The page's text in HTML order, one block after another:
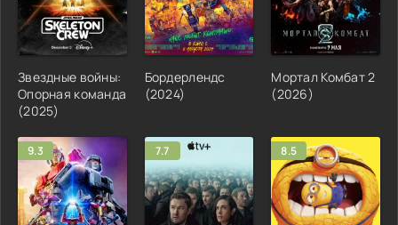
Звездные войны:
Опорная команда
(2025)
Бордерлендс
(2024)
Мортал Комбат 2
(2026)
9.3 7.7 8.5